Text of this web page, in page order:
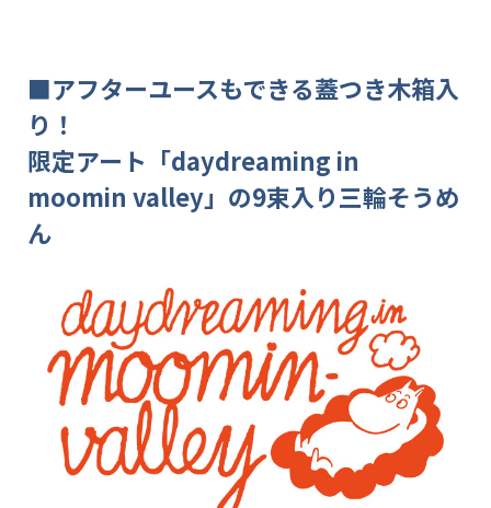
■アフターユースもできる蓋つき木箱入
り！
限定アート「daydreaming in
moomin valley」の9束入り三輪そうめ
ん